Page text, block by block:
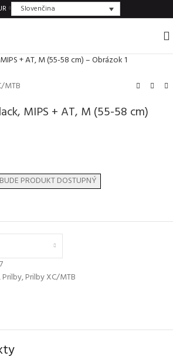
Slovenčina
MTB
MIPS + AT, M (55-58 cm)
Prilby,Prilby XC/MTB